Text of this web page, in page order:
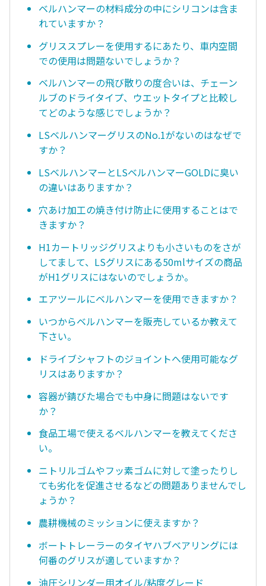
ベルハンマーの材料成分の中にシリコンは含ま
れていますか？
グリススプレーを使用するにあたり、車内空間
での使用は問題ないでしょうか？
ベルハンマーの飛び散りの度合いは、チェーン
ルブのドライタイプ、ウエットタイプと比較し
てどのような感じでしょうか？
LSベルハンマーグリスのNo.1がないのはなぜで
すか？
LSベルハンマーとLSベルハンマーGOLDに臭い
の違いはありますか？
穴あけ加工の焼き付け防止に使用することはで
きますか？
H1カートリッジグリスよりも小さいものをさが
してまして、LSグリスにある50mlサイズの商品
がH1グリスにはないのでしょうか。
エアツールにベルハンマーを使用できますか？
いつからベルハンマーを販売しているか教えて
下さい。
ドライブシャフトのジョイントへ使用可能なグ
リスはありますか？
容器が錆びた場合でも中身に問題はないです
か？
食品工場で使えるベルハンマーを教えてくださ
い。
ニトリルゴムやフッ素ゴムに対して塗ったりし
ても劣化を促進させるなどの問題ありませんでし
ょうか？
農耕機械のミッションに使えますか？
ボートトレーラーのタイヤハブベアリングには
何番のグリスが適していますか？
油圧シリンダー用オイル/粘度グレード